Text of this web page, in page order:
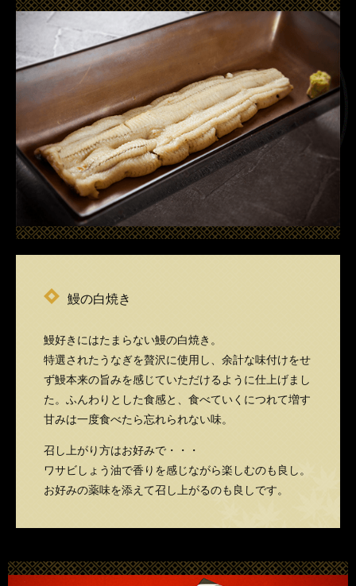
鰻の白焼き
鰻好きにはたまらない鰻の白焼き。
特選されたうなぎを贅沢に使用し、余計な味付けをせ
ず鰻本来の旨みを感じていただけるように仕上げまし
た。ふんわりとした食感と、食べていくにつれて増す
甘みは一度食べたら忘れられない味。
召し上がり方はお好みで・・・
ワサビしょう油で香りを感じながら楽しむのも良し。
お好みの薬味を添えて召し上がるのも良しです。